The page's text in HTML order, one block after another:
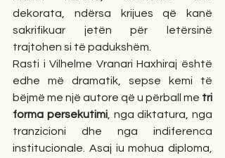
dekorata, ndërsa krijues që kanë
sakrifikuar jetën për letërsinë
trajtohen si të padukshëm.
Rasti i Vilhelme Vranari Haxhiraj është
edhe më dramatik, sepse kemi të
bëjmë me një autore që u përball me tri
forma persekutimi, nga diktatura, nga
tranzicioni dhe nga indiferenca
institucionale. Asaj iu mohua diploma,